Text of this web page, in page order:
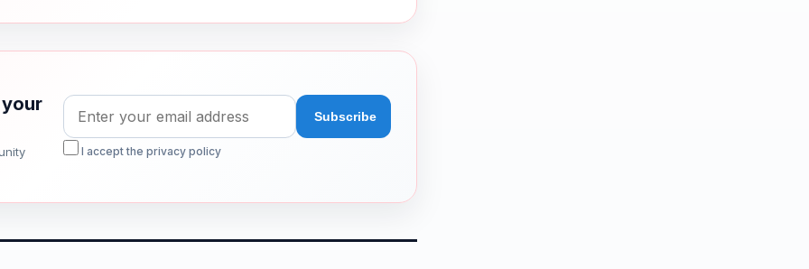
I accept the privacy policy